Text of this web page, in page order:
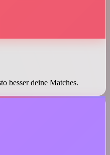
besser deine Matches.